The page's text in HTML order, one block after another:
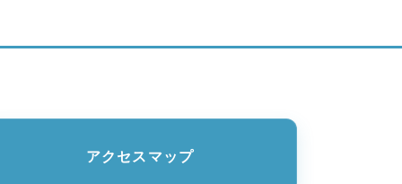
アクセスマップ